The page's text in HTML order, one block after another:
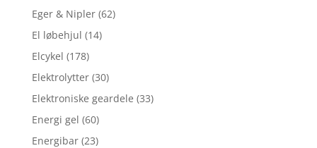
Eger & Nipler (62)
El løbehjul (14)
Elcykel (178)
Elektrolytter (30)
Elektroniske geardele (33)
Energi gel (60)
Energibar (23)